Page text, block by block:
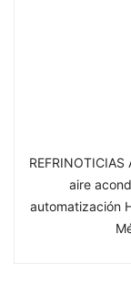
aire
automatización